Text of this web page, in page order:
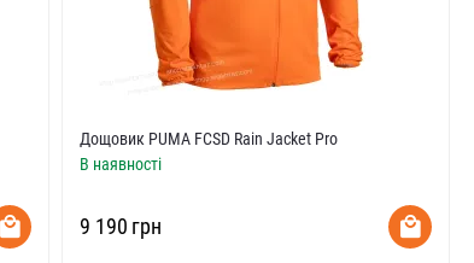
Дощовик PUMA FCSD Rain Jacket Pro
В наявності
‍9 190‍ грн